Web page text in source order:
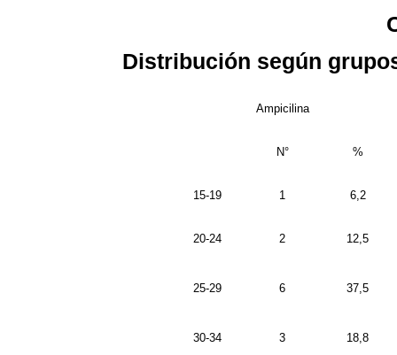
Distribución según
Ampicilina
N° %
15-19 1 6,2
20-24 2 12,5
25-29 6 37,5
30-34 3 18,8